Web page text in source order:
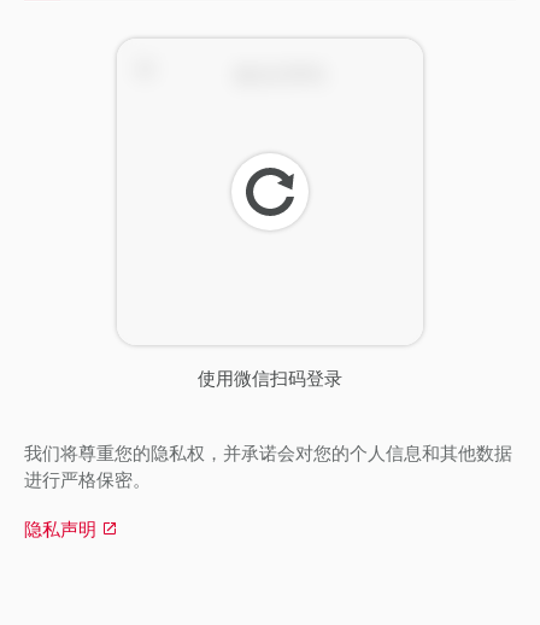
使用微信扫码登录
刷
新
我们将尊重您的隐私权，并承诺会对您的个人信息和其他数据
进行严格保密。
隐私声明